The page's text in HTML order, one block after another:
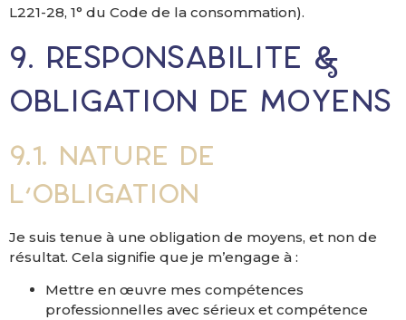
L221-28, 1° du Code de la consommation).
9. Responsabilité &
obligation de moyens
9.1. Nature de
l’obligation
Je suis tenue à une obligation de moyens, et non de
résultat. Cela signifie que je m’engage à :
Mettre en œuvre mes compétences
professionnelles avec sérieux et compétence